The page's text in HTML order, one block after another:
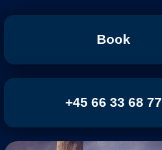
Book
+45 66 33 68 77